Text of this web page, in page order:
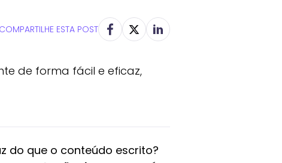
COMPARTILHE ESTA POST
de forma fácil e eficaz,
do que o conteúdo escrito?